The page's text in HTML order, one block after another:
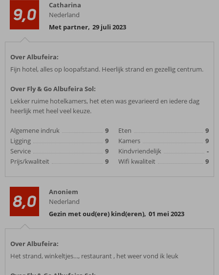
9,0
Catharina
Nederland
Met partner, 29 juli 2023
Over Albufeira:
Fijn hotel, alles op loopafstand. Heerlijk strand en gezellig centrum.
Over Fly & Go Albufeira Sol:
Lekker ruime hotelkamers, het eten was gevarieerd en iedere dag
heerlijk met heel veel keuze.
Algemene indruk
9
Ligging
9
Service
9
Prijs/kwaliteit
9
Eten
9
Kamers
9
Kindvriendelijk
-
Wifi kwaliteit
9
8,0
Anoniem
Nederland
Gezin met oud(ere) kind(eren), 01 mei 2023
Over Albufeira:
Het strand, winkeltjes…, restaurant , het weer vond ik leuk